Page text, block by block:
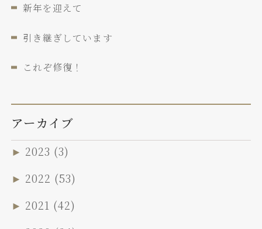
新年を迎えて
引き継ぎしています
これぞ修復！
アーカイブ
► 2023 (3)
► 2022 (53)
► 2021 (42)